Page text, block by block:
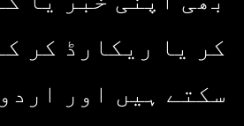
کر یا ریکارڈ کر
سکتے ہیں اور